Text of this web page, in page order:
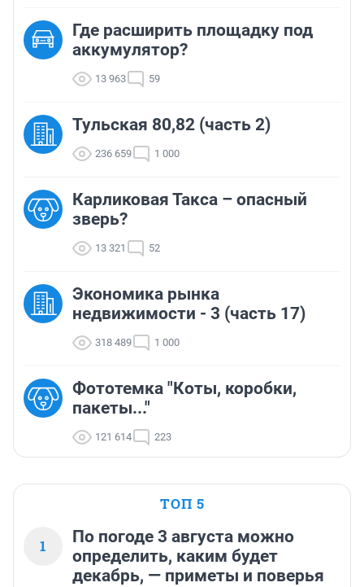
Где расширить площадку под
аккумулятор?
13 963 59
Тульская 80,82 (часть 2)
236 659 1 000
Карликовая Такса – опасный
зверь?
13 321 52
Экономика рынка
недвижимости - 3 (часть 17)
318 489 1 000
Фототемка "Коты, коробки,
пакеты..."
121 614 223
ТОП 5
1
По погоде 3 августа можно
определить, каким будет
декабрь, — приметы и поверья